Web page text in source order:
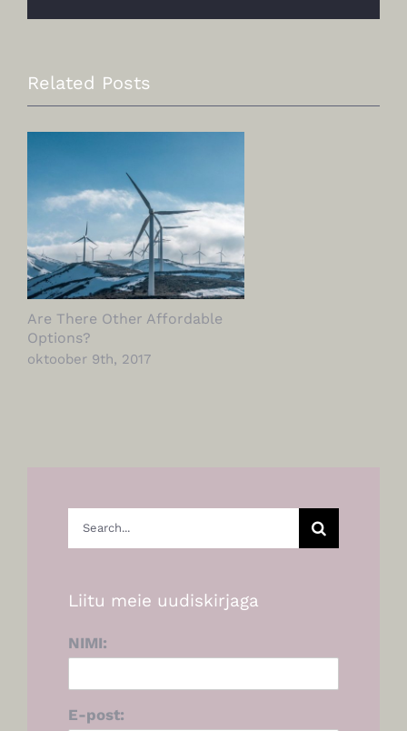
Related Posts
Are There Other Affordable
Options?
oktoober 9th, 2017
Search
for:
Liitu meie uudiskirjaga
NIMI:
E-post: